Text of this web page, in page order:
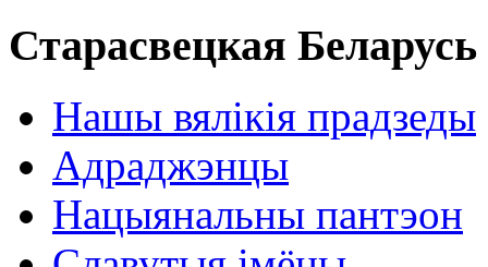
Старасвецкая Беларусь
Нашы вялікія прадзеды
Адраджэнцы
Нацыянальны пантэон